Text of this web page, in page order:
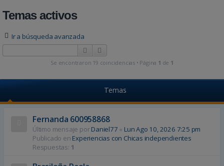
Temas activos
Ir a búsqueda avanzada
Buscar
Se encontraron 19 coincidencias • Página 1 de 1
Temas
Fernanda 600958868
Último mensaje porDaniel77 « Lun Ago 10, 2026 7:25 pm
Publicado en Experiencias con Chicas independientes
Respuestas: 1